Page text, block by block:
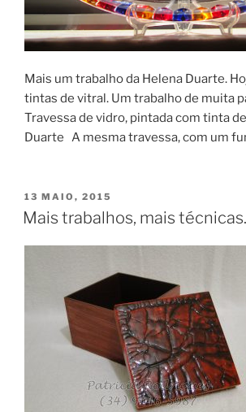
Mais um trabalho da Helena Duarte.
tintas de vitral. Um trabalho de muita
Travessa de vidro, pintada com tinta
Duarte A mesma travessa, com um
PUBLICADO
EM
13 MAIO, 2015
Mais trabalhos, mais